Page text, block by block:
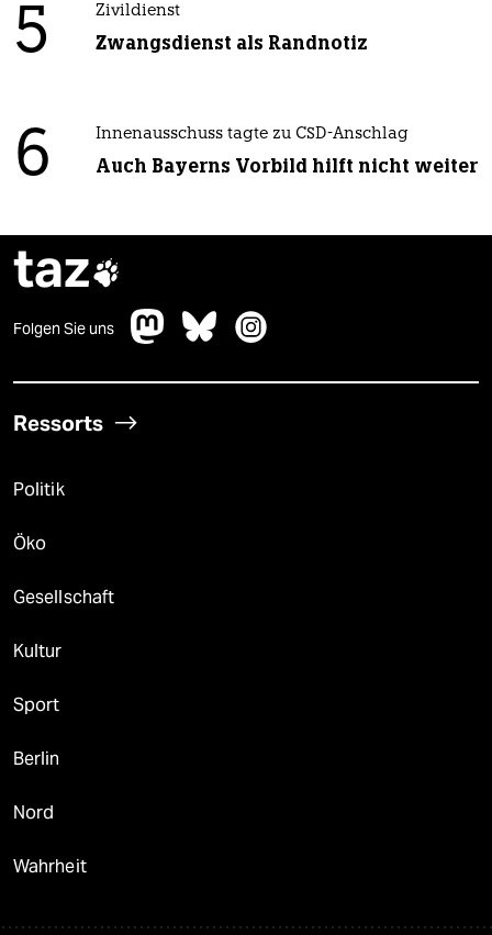
5 Zivildienst
Zwangsdienst als Randnotiz
6 Innenausschuss tagte zu CSD-Anschlag
Auch Bayerns Vorbild hilft nicht weiter
taz
Folgen Sie uns
Ressorts
Politik
Öko
Gesellschaft
Kultur
Sport
Berlin
Nord
Wahrheit